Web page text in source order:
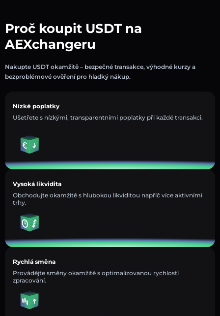
Proč koupit USDT na
AEXchangeru
Nakupte USDT okamžitě – bezpečné transakce, výhodné kurzy a
bezproblémové ověření pro hladký nákup.
Nízké poplatky
Ušetřete s nízkými, transparentními poplatky při každé transakci.
Vysoká likvidita
Obchodujte okamžitě s hlubokou likviditou napříč více aktivními
trhy.
Rychlá směna
Provádějte směny okamžitě s optimalizovanou rychlostí
zpracování.